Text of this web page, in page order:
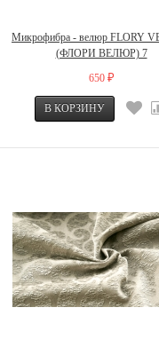
Микрофибра - велюр FLORY
(ФЛОРИ ВЕЛЮР) 7
650 ₽